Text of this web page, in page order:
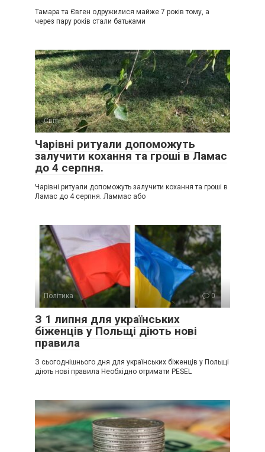
Тамара та Євген одружилися майже 7 років тому, а
через пару років стали батьками
Світ 0
Чарівні ритуали допоможуть
залучити кохання та гроші в Ламас
до 4 серпня.
Чарівні ритуали допоможуть залучити кохання та гроші в
Ламас до 4 серпня. Ламмас або
Політика 0
З 1 липня для українських
біженців у Польщі діють нові
правила
З сьогоднішнього дня для українських біженців у Польщі
діють нові правила Необхідно отримати PESEL